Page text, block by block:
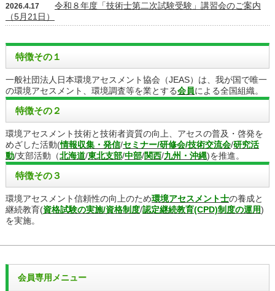
2026.4.17
令和８年度「技術士第二次試験受験」講習会のご案内
（5月21日）
特徴その１
一般社団法人日本環境アセスメント協会（JEAS）は、我が国で唯一
の環境アセスメント、環境調査等を業とする会員による全国組織。
特徴その２
環境アセスメント技術と技術者資質の向上、アセスの普及・啓発を
めざした活動(情報収集・発信/セミナー/研修会/技術交流会/研究活
動/支部活動（北海道/東北支部/中部/関西/九州・沖縄)を推進。
特徴その３
環境アセスメント信頼性の向上のため環境アセスメント士の養成と
継続教育(資格試験の実施/資格制度/認定継続教育(CPD)制度の運用)
を実施。
会員専用メニュー